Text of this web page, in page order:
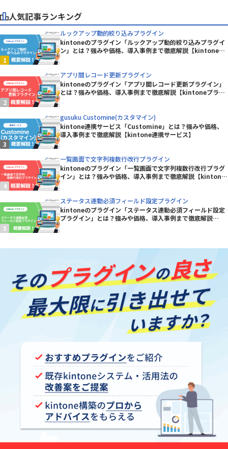
人気記事ランキング
ルックアップ動的絞り込みプラグイン
kintoneのプラグイン「ルックアップ動的絞り込みプラグイ
ン」とは？強みや価格、導入事例まで徹底解説【kintoneプ
アプリ間レコード更新プラグイン
kintoneのプラグイン「アプリ間レコード更新プラグイン」
とは？強みや価格、導入事例まで徹底解説【kintoneプラグ
gusuku Customine(カスタマイン)
kintone連携サービス「Customine」とは？強みや価格、
導入事例まで徹底解説【kintone連携サービス】
一覧画面で文字列複数行改行プラグイン
kintoneのプラグイン「一覧画面で文字列複数行改行プラグ
イン」とは？強みや価格、導入事例まで徹底解説【kintone
ステータス連動必須フィールド設定プラグイン
kintoneのプラグイン「ステータス連動必須フィールド設定
プラグイン」とは？強みや価格、導入事例まで徹底解説